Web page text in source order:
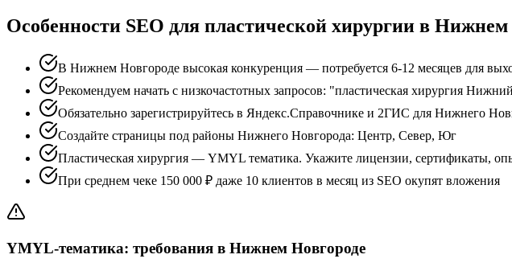
Особенности SEO для пластической хирургии в Нижнем
В Нижнем Новгороде высокая конкуренция — потребуется 6-12 месяцев для
Рекомендуем начать с низкочастотных запросов: "пластическая хирургия
Обязательно зарегистрируйтесь в Яндекс.Справочнике и 2ГИС для Нижнего
Создайте страницы под районы Нижнего Новгорода: Центр, Север, Юг
Пластическая хирургия — YMYL тематика. Укажите лицензии, сертификаты,
При среднем чеке 150 000 ₽ даже 10 клиентов в месяц из SEO окупят вложения
YMYL-тематика: требования в Нижнем Новгороде